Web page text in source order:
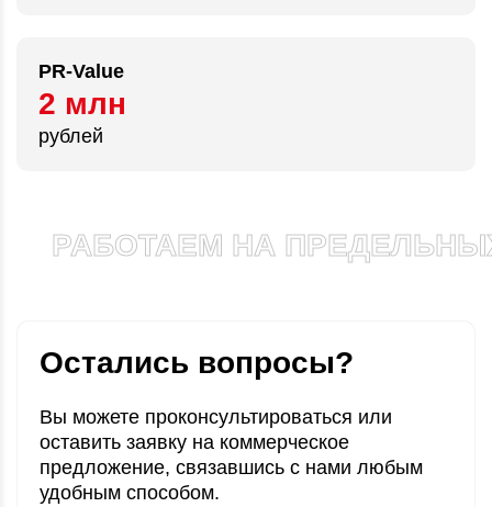
PR-Value
2 млн
рублей
РАБОТАЕМ НА
Остались вопросы?
Вы можете проконсультироваться или
оставить заявку на коммерческое
предложение, связавшись с нами любым
удобным способом.